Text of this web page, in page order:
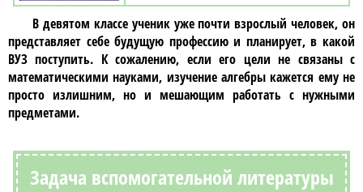
В девятом классеученик уже почти взрослый человек, он
представляет себе будущую профессию и планирует, в какой
ВУЗ поступить. К сожалению, если его цели не связаны с
математическими науками, изучение алгебры кажется ему не
просто излишним, но и мешающим работать с нужными
предметами.
Задача вспомогательной литературы